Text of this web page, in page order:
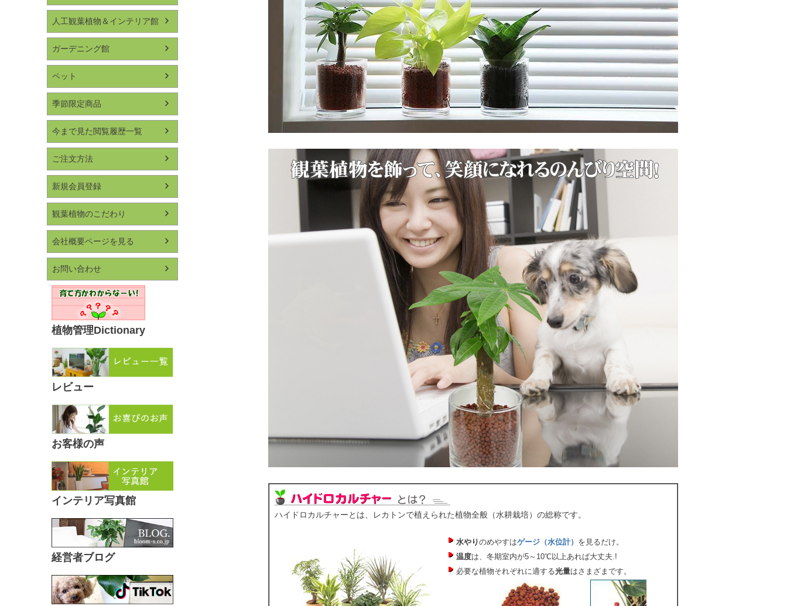
人工観葉植物＆インテリア館
ガーデニング館
ペット
季節限定商品
今まで見た閲覧履歴一覧
ご注文方法
新規会員登録
観葉植物のこだわり
会社概要ページを見る
お問い合わせ
植物管理Dictionary
レビュー
お客様の声
インテリア写真館
経営者ブログ
ハイドロカルチャーとは、レカトンで植えられた植物全般（水耕栽培）の総称です。
水やりのめやすはゲージ（水位計） を見るだけ。
温度は、冬期室内が5～10℃以上あれば大丈夫.!
必要な植物それぞれに適する光量はさまざまです。